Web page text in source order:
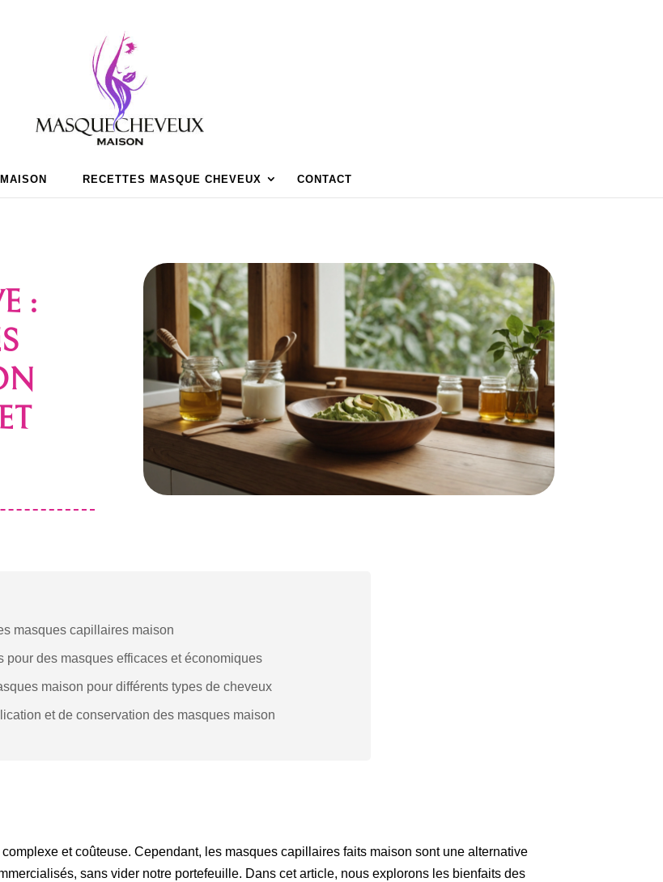
RECETTES MASQUE CHEVEUX CONTACT
:
masques capillaires maison
pour des masques efficaces et économiques
maison pour différents types de cheveux
et de conservation des masques maison
et coûteuse. Cependant, les masques capillaires faits maison sont une alternative
sans vider notre portefeuille. Dans cet article, nous explorons les bienfaits des